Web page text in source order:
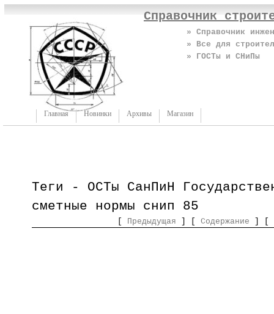
Справочник
» Справочник
» Все для
» ГОСТы и СНиПы
Главная Новинки Архивы Магазин
Теги - ОСТы СанПиН
сметные нормы снип 85
Предыдущая Содержание